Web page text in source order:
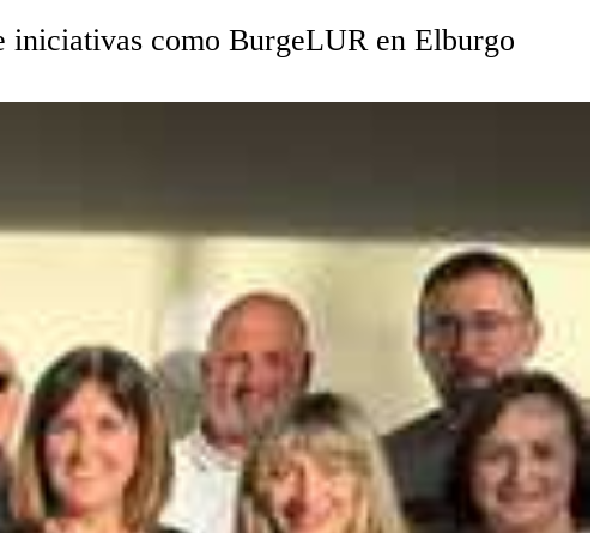
iniciativas como BurgeLUR en Elburgo